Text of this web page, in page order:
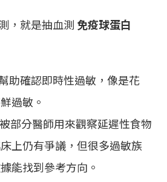
，就是抽血測 免疫球蛋白
助確認即時性過敏，像是花
過敏。
被部分醫師用來觀察延遲性食物
上仍有爭議，但很多過敏族
能找到參考方向。